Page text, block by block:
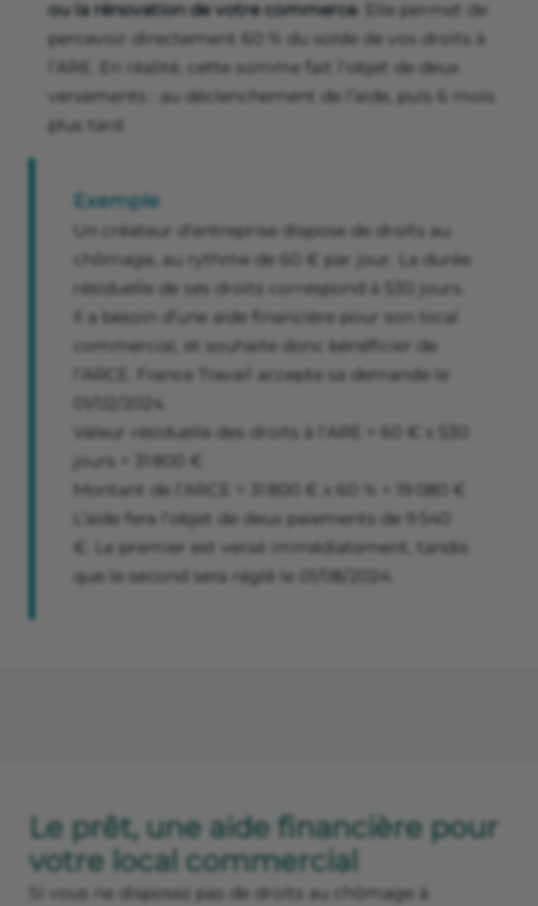
ou la rénovation de votre commerce. Elle permet de
percevoir directement 60 % du solde de vos droits à
l’ARE. En réalité, cette somme fait l’objet de deux
versements : au déclenchement de l’aide, puis 6 mois
plus tard.
Exemple
Un créateur d’entreprise dispose de droits au
chômage, au rythme de 60 € par jour. La durée
résiduelle de ses droits correspond à 530 jours.
Il a besoin d’une aide financière pour son local
commercial, et souhaite donc bénéficier de
l’ARCE. France Travail accepte sa demande le
01/02/2024.
Valeur résiduelle des droits à l’ARE = 60 € x 530
jours = 31 800 €
Montant de l’ARCE = 31 800 € x 60 % = 19 080 €
L’aide fera l’objet de deux paiements de 9 540
€. Le premier est versé immédiatement, tandis
que le second sera réglé le 01/08/2024.
Le prêt, une aide financière pour
votre local commercial
Si vous ne disposez pas de droits au chômage à